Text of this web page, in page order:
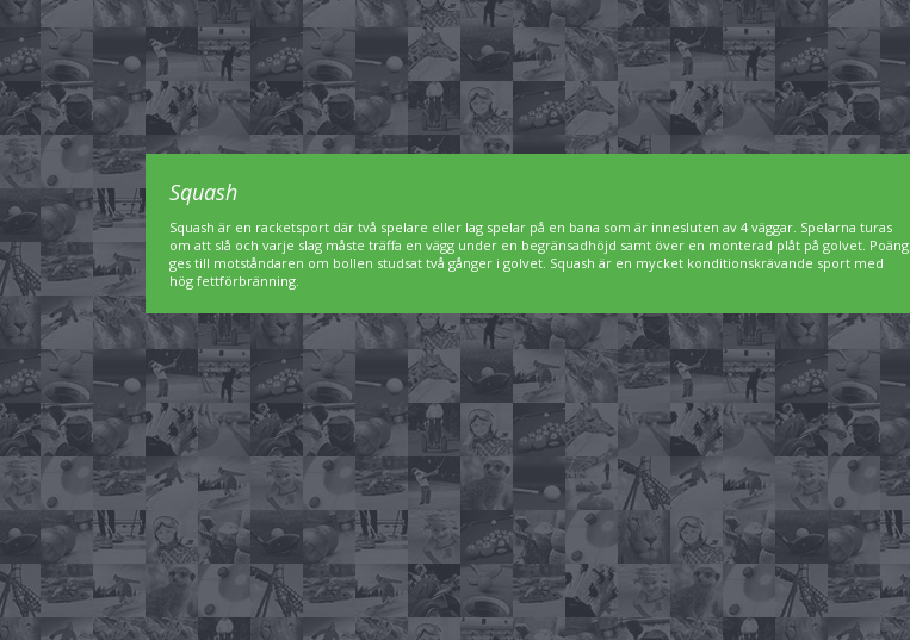
Squash
Squash är en racketsport där två spelare eller lag spelar på en bana som är innesluten av 4 väggar. Spelarna turas
om att slå och varje slag måste träffa en vägg under en begränsadhöjd samt över en monterad plåt på golvet. Poäng
ges till motståndaren om bollen studsat två gånger i golvet. Squash är en mycket konditionskrävande sport med
hög fettförbränning.